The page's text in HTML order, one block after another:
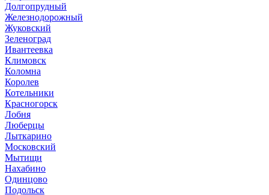
Долгопрудный
Железнодорожный
Жуковский
Зеленоград
Ивантеевка
Климовск
Коломна
Королев
Котельники
Красногорск
Лобня
Люберцы
Лыткарино
Московский
Мытищи
Нахабино
Одинцово
Подольск